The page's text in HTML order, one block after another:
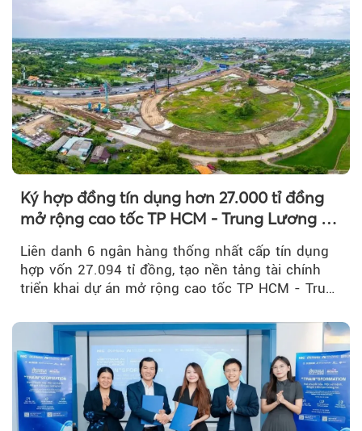
Ký hợp đồng tín dụng hơn 27.000 tỉ đồng
mở rộng cao tốc TP HCM - Trung Lương -
Liên danh 6 ngân hàng thống nhất cấp tín dụng
hợp vốn 27.094 tỉ đồng, tạo nền tảng tài chính
triển khai dự án mở rộng cao tốc TP HCM - Trung
kết nối TP HCM với Đồng bằng sông Cửu Long.